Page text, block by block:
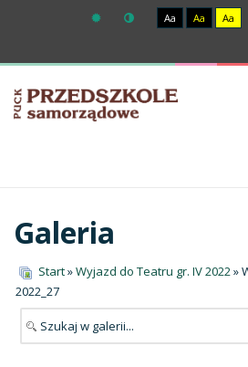
Aa Aa Aa
Galeria
Start»Wyjazd do Teatru gr. IV 2022»
2022_27